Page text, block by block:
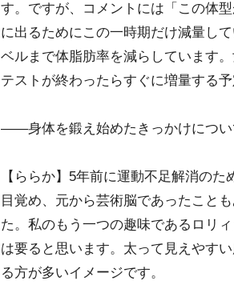
す。ですが、コメントには「この体
に出るためにこの一時期だけ減量し
ベルまで体脂肪率を減らしています
テストが終わったらすぐに増量する予
――身体を鍛え始めたきっかけについ
【ららか】5年前に運動不足解消の
目覚め、元から芸術脳であったこと
た。私のもう一つの趣味であるロリ
は要ると思います。太って見えやす
る方が多いイメージです。